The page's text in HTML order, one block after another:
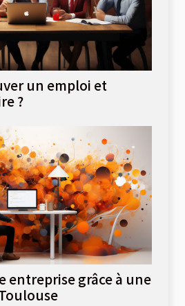
un emploi et
?
entreprise grâce à une